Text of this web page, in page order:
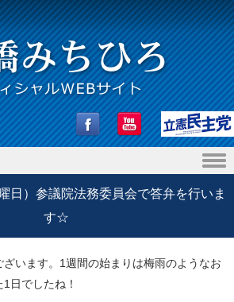
日）参議院法務委員会で答弁を行いま
す☆
います。1週間の始まりは梅雨のようなお
日でしたね！